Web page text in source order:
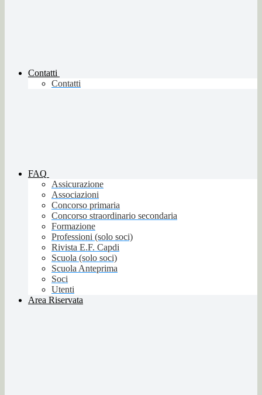
Contatti
Contatti
FAQ
Assicurazione
Associazioni
Concorso primaria
Concorso straordinario secondaria
Formazione
Professioni (solo soci)
Rivista E.F. Capdi
Scuola (solo soci)
Scuola Anteprima
Soci
Utenti
Area Riservata